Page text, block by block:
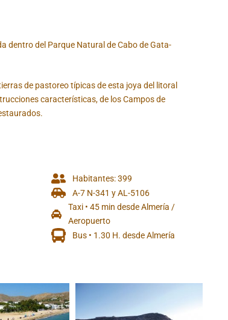
dentro del Parque Natural de Cabo de Gata-
de pastoreo típicas de esta joya del litoral
características, de los Campos de
Habitantes: 399
A-7 N-341 y AL-5106
Taxi • 45 min desde Almería /
Aeropuerto
Bus • 1.30 H. desde Almería